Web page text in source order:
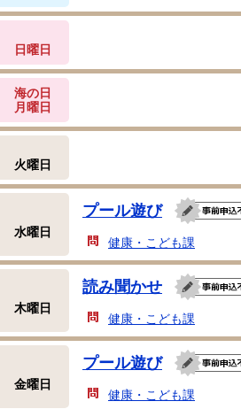
日曜日
海の日
月曜日
火曜日
水曜日
プール遊び
健康・こども課
木曜日
読み聞かせ
健康・こども課
金曜日
プール遊び
健康・こども課